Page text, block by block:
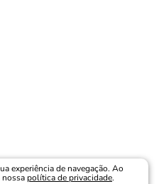
experiência de navegação. Ao
política de privacidade.